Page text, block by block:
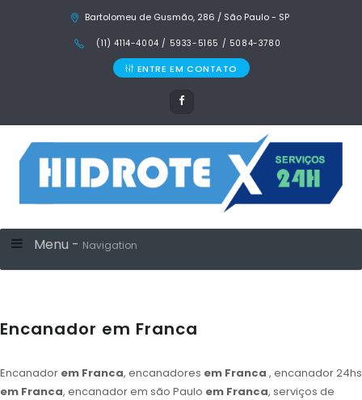
Bartolomeu de Gusmão, 286 / São Paulo - SP
(11) 4114-4004 / 5933-5165 / 5084-3780
ENTRE EM CONTATO
Menu - Navigation
Encanador em Franca
Encanador em Franca, encanadores em Franca , encanador 24hs
em Franca, encanador em são Paulo em Franca, serviços de